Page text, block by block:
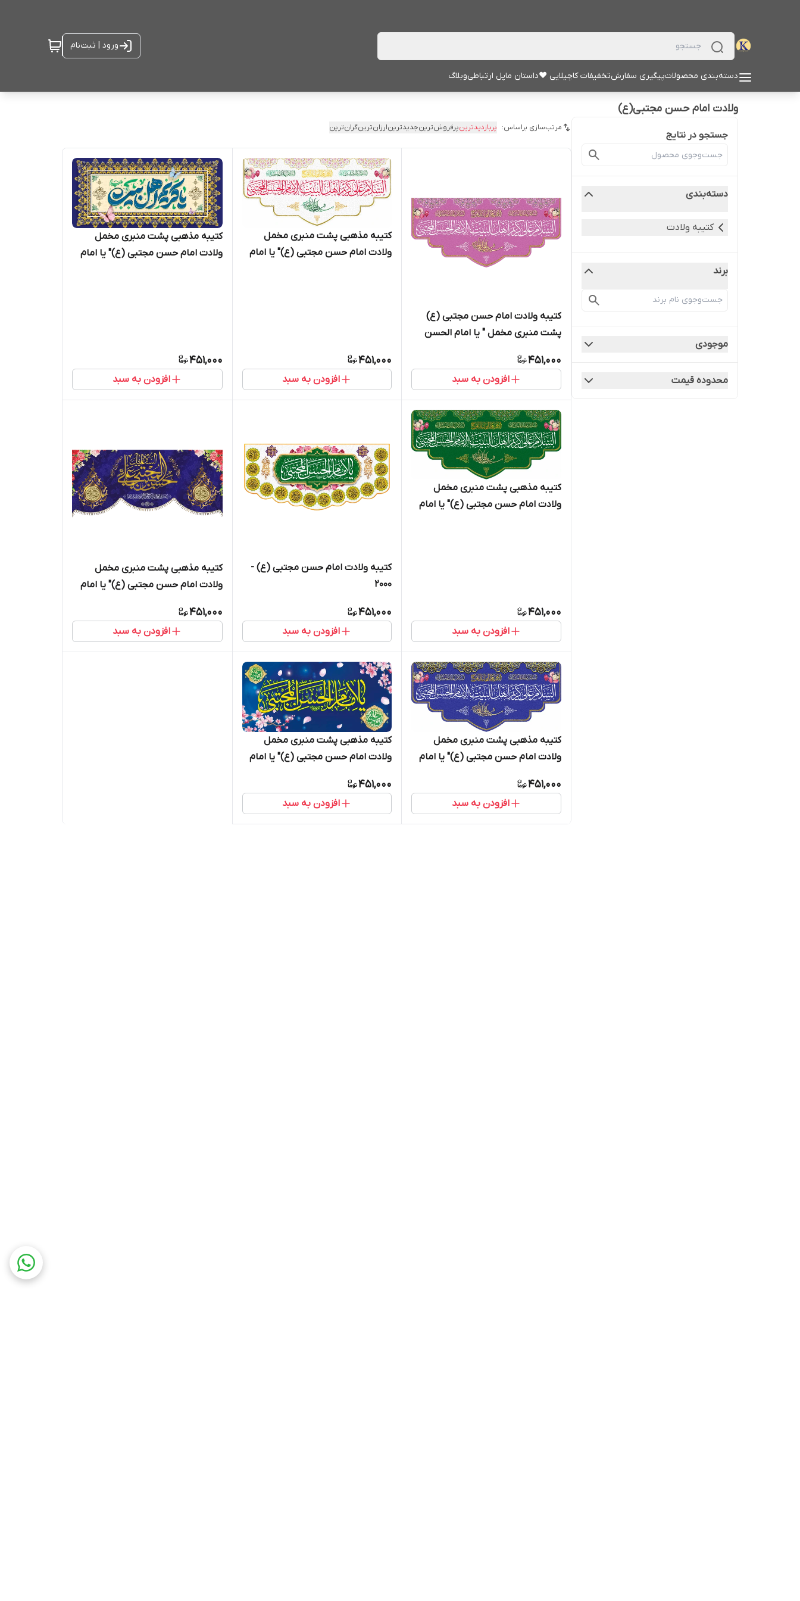
ورود | ثبت‌نام
دسته‌بندی محصولاتپیگیری سفارشتخفیفات کاچیلایی ♥داستان ماپل ارتباطیوبلاگ
ولادت امام حسن مجتبی(ع)
جستجو در نتایج
دسته‌بندی
کتیبه ولادت
برند
موجودی
محدوده قیمت
مرتب‌سازی براساس: پربازدیدترینپرفروش‌ترینجدیدترینارزان‌ترینگران‌ترین
کتیبه ولادت امام حسن مجتبی (ع)
پشت منبری مخمل " یا امام الحسن
451,000
افزودن به سبد
کتیبه مذهبی پشت منبری مخمل
ولادت امام حسن مجتبی (ع)" یا امام
451,000
افزودن به سبد
کتیبه مذهبی پشت منبری مخمل
ولادت امام حسن مجتبی (ع)" یا امام
451,000
افزودن به سبد
کتیبه مذهبی پشت منبری مخمل
ولادت امام حسن مجتبی (ع)" یا امام
451,000
افزودن به سبد
کتیبه ولادت امام حسن مجتبی (ع) -
2000
451,000
افزودن به سبد
کتیبه مذهبی پشت منبری مخمل
ولادت امام حسن مجتبی (ع)" یا امام
451,000
افزودن به سبد
کتیبه مذهبی پشت منبری مخمل
ولادت امام حسن مجتبی (ع)" یا امام
451,000
افزودن به سبد
کتیبه مذهبی پشت منبری مخمل
ولادت امام حسن مجتبی (ع)" یا امام
451,000
افزودن به سبد